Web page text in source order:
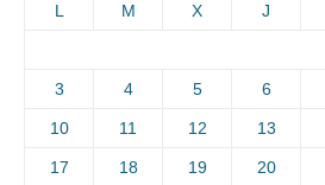
L M X J
3 4 5 6
10 11 12 13
17 18 19 20